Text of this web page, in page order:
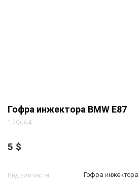
Гофра инжектора BMW E87
179664
5 $
Вид запчасти
Гофра инжектора